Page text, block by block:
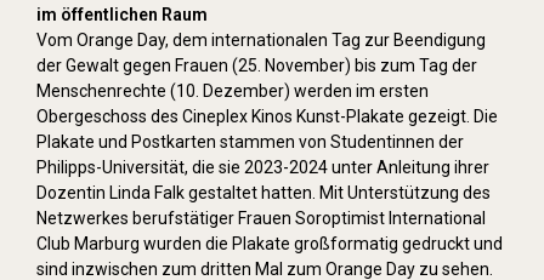
im öffentlichen Raum
Vom Orange Day, dem internationalen Tag zur Beendigung
der Gewalt gegen Frauen (25. November) bis zum Tag der
Menschenrechte (10. Dezember) werden im ersten
Obergeschoss des Cineplex Kinos Kunst-Plakate gezeigt. Die
Plakate und Postkarten stammen von Studentinnen der
Philipps-Universität, die sie 2023-2024 unter Anleitung ihrer
Dozentin Linda Falk gestaltet hatten. Mit Unterstützung des
Netzwerkes berufstätiger Frauen Soroptimist International
Club Marburg wurden die Plakate großformatig gedruckt und
sind inzwischen zum dritten Mal zum Orange Day zu sehen.